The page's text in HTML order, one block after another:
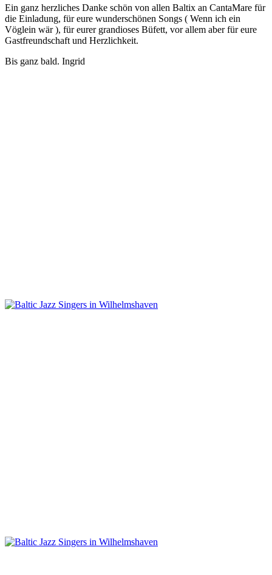
Ein ganz herzliches Danke schön von allen Baltix an CantaMare für
die Einladung, für eure wunderschönen Songs ( Wenn ich ein
Vöglein wär ), für eurer grandioses Büfett, vor allem aber für eure
Gastfreundschaft und Herzlichkeit.
Bis ganz bald. Ingrid